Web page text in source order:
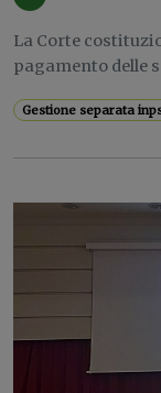
La Corte
pagamento delle
Gestione separata